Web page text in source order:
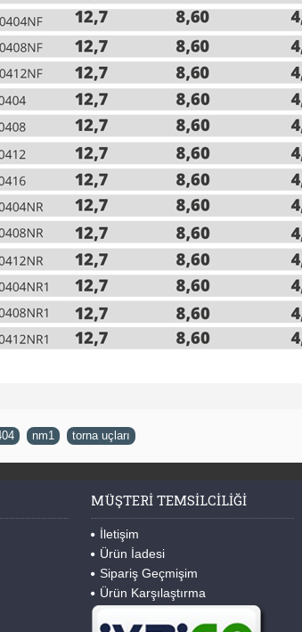
nm1 torna uçları
MÜŞTERI TEMSILCILIĞI
İletişim
Ürün İadesi
Sipariş Geçmişim
Ürün Karşılaştırma